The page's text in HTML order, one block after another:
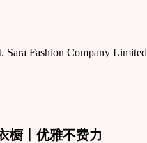
Sara Fashion Company Limited
橱丨优雅不费力